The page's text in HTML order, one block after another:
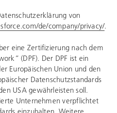
von
de/company/privacy/.
eine Zertifizierung nach dem
(DPF). Der DPF ist ein
Europäischen Union und den
Datenschutzstandards
USA gewährleisten soll.
Unternehmen verpflichtet
einzuhalten. Weitere